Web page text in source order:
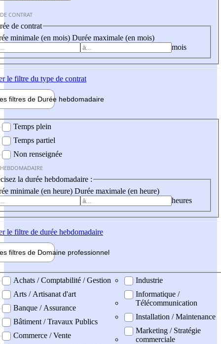
CONTRAT
de contrat
minimale (en mois) Durée maximale (en mois)
mois
le filtre du type de contrat
filtres de Durée hebdomadaire
Temps plein
Temps partiel
Non renseignée
la durée hebdomadaire :
minimale (en heure) Durée maximale (en heure)
heures
le filtre de durée hebdomadaire
filtres de Domaine professionnel
professionel
Achats / Comptabilité / Gestion
Arts / Artisanat d'art
Banque / Assurance
Bâtiment / Travaux Publics
Commerce / Vente
Industrie
Informatique /
Télécommunication
Installation / Maintenance
Marketing / Stratégie
commerciale